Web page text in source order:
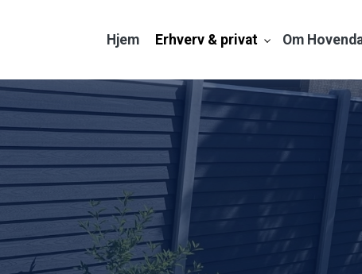
Hjem Erhverv & privat Om